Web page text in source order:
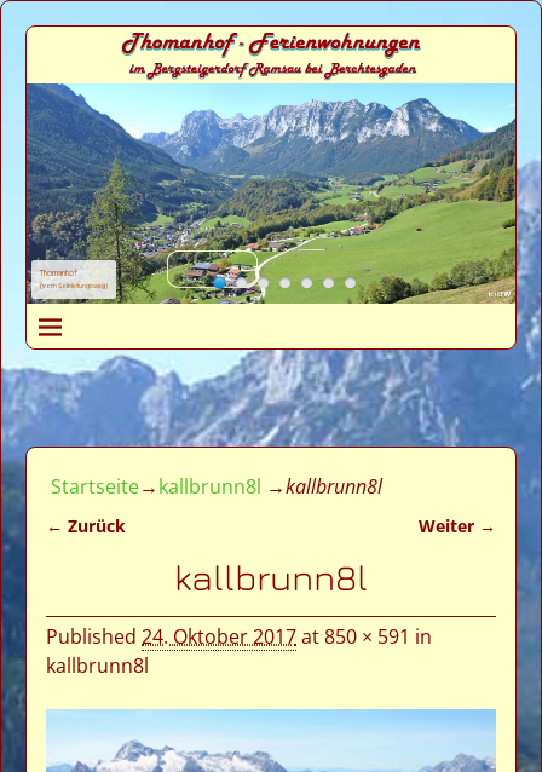
Thomanhof
(vom Soleleitungsweg)
Startseite→kallbrunn8l →kallbrunn8l
← Zurück Weiter →
kallbrunn8l
Published24. Oktober 2017at850 × 591 in
kallbrunn8l